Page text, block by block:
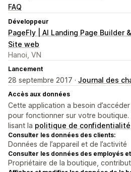
FAQ
Développeur
PageFly | AI Landing Page Builder
Site web
Hanoi, VN
Lancement
28 septembre 2017 · Journal des
Accès aux données
Cette application a besoin
pour fonctionner sur votre
lisant la politique de confidentialité
Consulter les données des clients:
Données de l’appareil et de l’activité
Consulter les données des employés
Propriétaire de la boutique,